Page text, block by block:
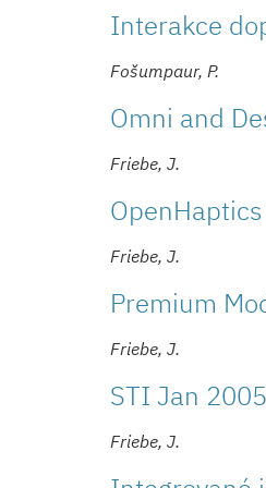
Interakce
Fošumpaur, P.
Omni and
Friebe, J.
Friebe, J.
Premium
Friebe, J.
STI Jan
Friebe, J.